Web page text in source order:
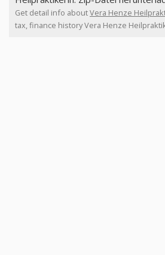
Get detail info aboutVera Henze
tax, finance history Vera Henze